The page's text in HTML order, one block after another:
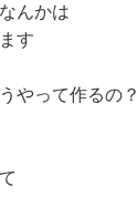
んかは
す
やって作るの？